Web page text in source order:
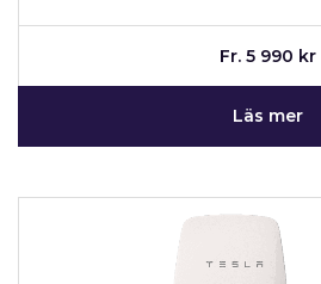
Fr. 5 990 kr
Läs mer